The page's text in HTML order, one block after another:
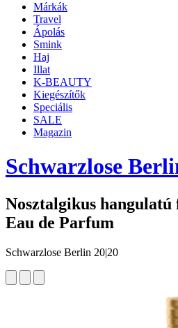
Márkák
Travel
Ápolás
Smink
Haj
Illat
K-BEAUTY
Kiegészítők
Speciális
SALE
Magazin
Schwarzlose
Nosztalgikus hangulatú
Eau de Parfum
Schwarzlose Berlin 20|20